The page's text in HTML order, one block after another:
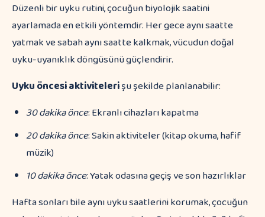
Düzenli bir uyku rutini, çocuğun biyolojik saatini
ayarlamada en etkili yöntemdir. Her gece aynı saatte
yatmak ve sabah aynı saatte kalkmak, vücudun doğal
uyku-uyanıklık döngüsünü güçlendirir.
Uyku öncesi aktivitelerişu şekilde planlanabilir:
30 dakika önce: Ekranlı cihazları kapatma
20 dakika önce: Sakin aktiviteler (kitap okuma, hafif
müzik)
10 dakika önce: Yatak odasına geçiş ve son hazırlıklar
Hafta sonları bile aynı uyku saatlerini korumak, çocuğun